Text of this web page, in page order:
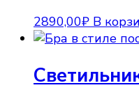
2890,00₽ В